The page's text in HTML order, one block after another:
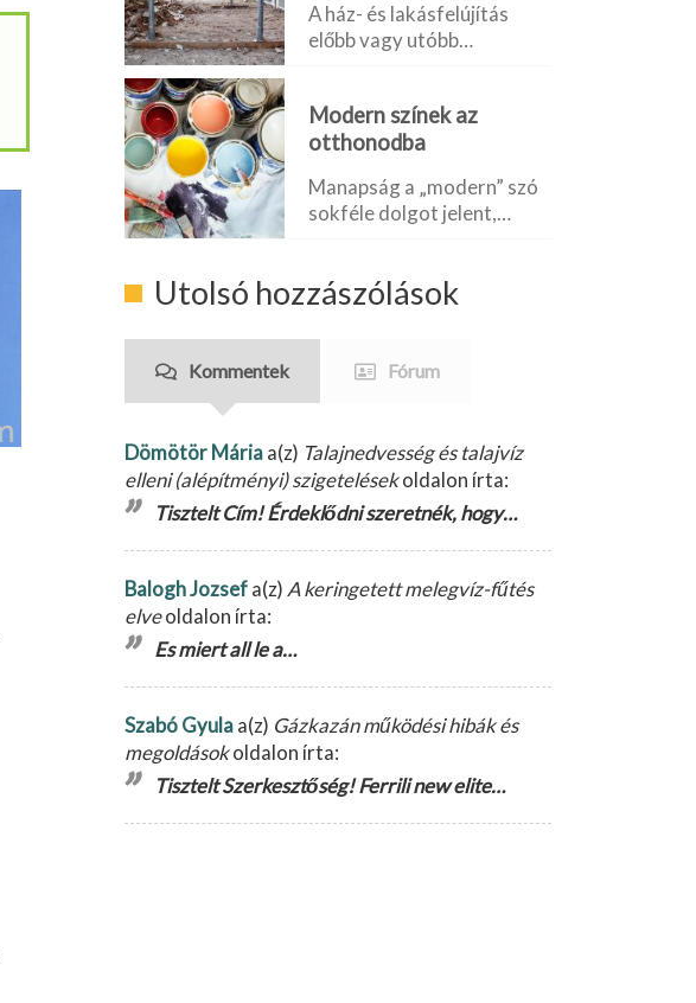
A ház- és lakásfelújítás
előbb vagy utóbb…
Modern színek az
otthonodba
Manapság a „modern” szó
sokféle dolgot jelent,…
Utolsó hozzászólások
Kommentek Fórum
Dömötör Máriaa(z) Talajnedvesség és talajvíz
elleni (alépítményi) szigetelésekoldalon írta:
Tisztelt Cím! Érdeklődni szeretnék, hogy…
Balogh Jozsefa(z) A keringetett melegvíz-fűtés
elveoldalon írta:
Es miert all le a…
Szabó Gyulaa(z) Gázkazán működési hibák és
megoldásokoldalon írta:
Tisztelt Szerkesztőség! Ferrili new elite…